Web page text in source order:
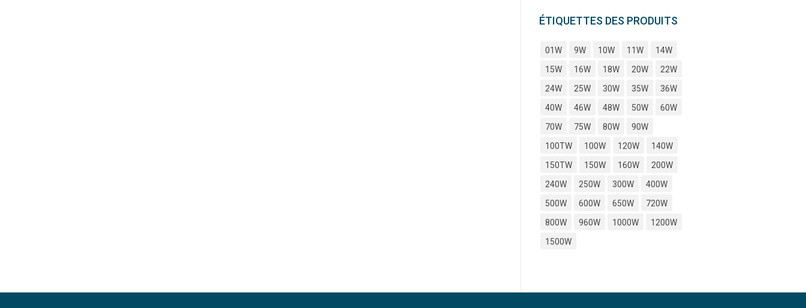
ÉTIQUETTES DES PRODUITS
01W 9W 10W 11W
14W
15W
16W 18W 20W
22W
24W
25W 30W 35W
36W
40W
46W 48W 50W
60W
70W
75W 80W
90W
100TW
100W 120W
140W
150TW
150W 160W
200W
240W
250W 300W
400W
500W
600W 650W
720W
800W
960W 1000W
1200W
1500W